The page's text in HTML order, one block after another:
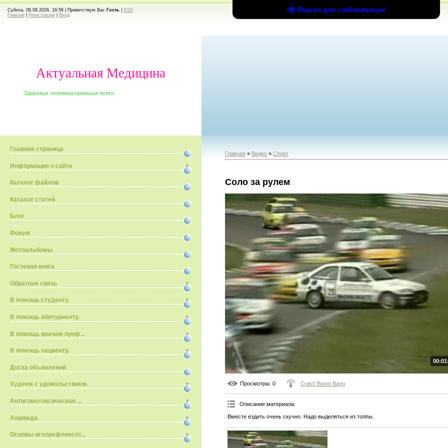
Версия для слабовидящих
Субота, 08.08.2026, 16:56 | Приветствую Вас Гость
RSS
Главная
Регистрация Вход
Актуальная Медицина
Здоровье человека превыше всего.
Главная страница
Информация о сайте
Каталог файлов
Каталог статей
Блог
Форум
Фотоальбомы
Гостевая книга
Обратная связь
В помощь студенту.
В помощь абитуриенту.
В помощь врачам проф...
В помощь пациенту.
Доска объявлений
Худеем с удовольствием.
Антигомотоксическая ...
Аюрведа.
Основы иглорефлексот...
Главная » Видео »Спорт
Соло за рулем
Просмотры: 0 Crash Boom Bang
Описание материала:
Вместе ездить очень скучно. Надо выделяться из толпы.